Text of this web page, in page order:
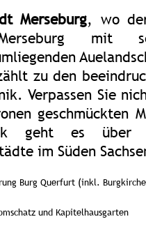
Merseburg, wo
Merseburg mit
zu den
Verpassen Sie
geschmückten
geht es
im Süden
Burg Querfurt (inkl.
und Kapitelhausgarten